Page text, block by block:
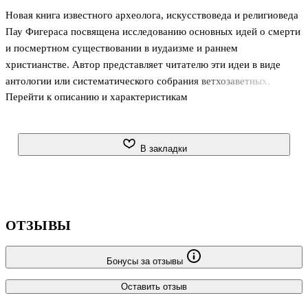
Новая книга известного археолога, искусствоведа и религиоведа
Пау Фигераса посвящена исследованию основных идей о смерти
и посмертном существовании в иудаизме и раннем
христианстве. Автор представляет читателю эти идеи в виде
антологии или систематического собрания ветхозаветных,
апокрифических, новозаветных, талмудических и
религий на иудейские верования. Все эти древние тексты
Перейти к описанию и характеристикам
В закладки
ОТЗЫВЫ
Бонусы за отзывы
Оставить отзыв